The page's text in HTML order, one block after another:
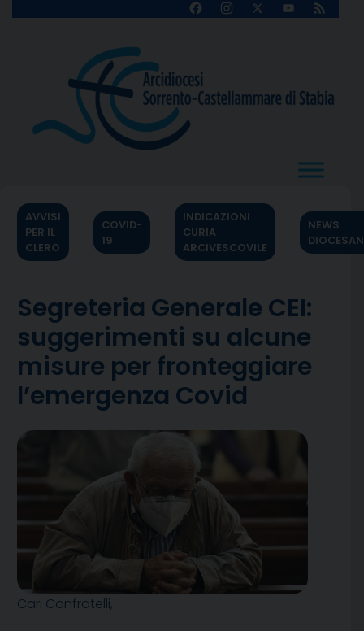
FacebookInstagram
X
YouTube
Feed
AVVISI
PER IL
CLERO
COVID-
19
INDICAZIONI
CURIA
ARCIVESCOVILE
NEWS
Segreteria Generale CEI:
suggerimenti su alcune
misure per fronteggiare
l’emergenza Covid
Cari Confratelli,